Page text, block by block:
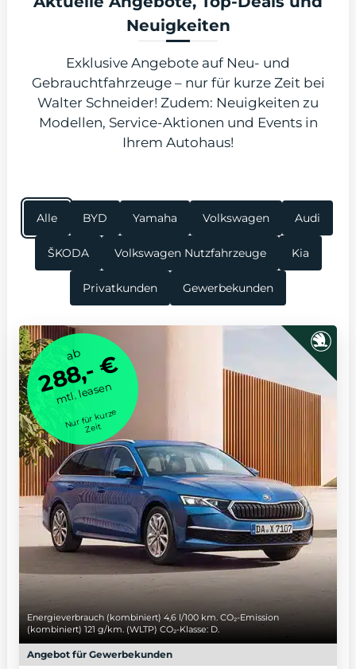
Neuigkeiten
Exklusive Angebote auf Neu- und
Gebrauchtfahrzeuge – nur für kurze Zeit bei
Walter Schneider! Zudem: Neuigkeiten zu
Modellen, Service-Aktionen und Events in
Ihrem Autohaus!
Alle BYD Yamaha Volkswagen Audi
ŠKODA Volkswagen Nutzfahrzeuge Kia
Privatkunden Gewerbekunden
ab
288,- €
mtl. leasen
Nur für kurze
Zeit
Energieverbrauch (kombiniert) 4,6 l/100 km. CO₂-Emission
(kombiniert) 121 g/km. (WLTP) CO₂-Klasse: D.
Angebot für Gewerbekunden